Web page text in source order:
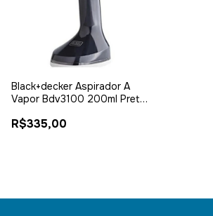
Black+decker Aspirador A
Vapor Bdv3100 200ml Preto
R$335,00